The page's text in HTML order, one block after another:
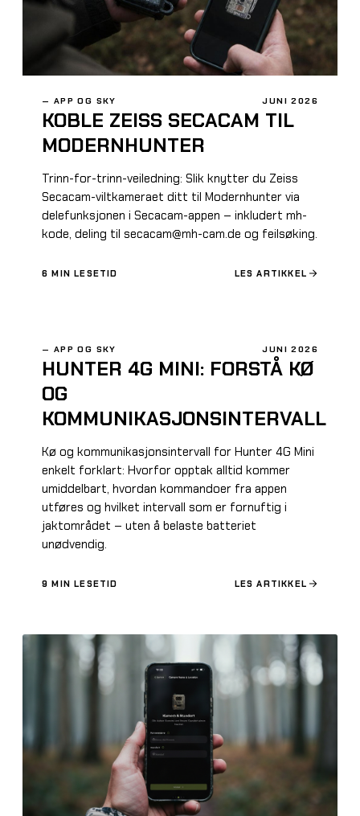
— APP OG SKY JUNI 2026
KOBLE ZEISS SECACAM TIL
MODERNHUNTER
Trinn-for-trinn-veiledning: Slik knytter du Zeiss
Secacam-viltkameraet ditt til Modernhunter via
delefunksjonen i Secacam-appen – inkludert mh-
kode, deling til secacam@mh-cam.de og feilsøking.
6 MIN LESETID LES ARTIKKEL
— APP OG SKY JUNI 2026
HUNTER 4G MINI: FORSTÅ KØ
OG
KOMMUNIKASJONSINTERVALL
Kø og kommunikasjonsintervall for Hunter 4G Mini
enkelt forklart: Hvorfor opptak alltid kommer
umiddelbart, hvordan kommandoer fra appen
utføres og hvilket intervall som er fornuftig i
jaktområdet – uten å belaste batteriet
unødvendig.
9 MIN LESETID LES ARTIKKEL